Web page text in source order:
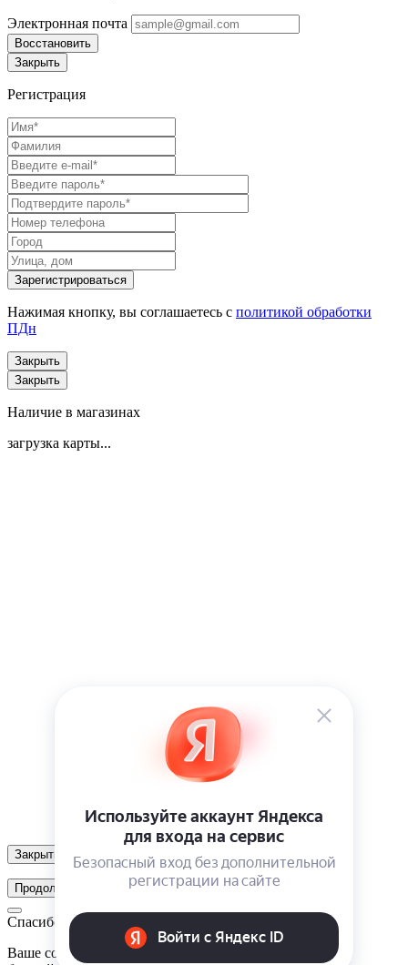
Электронная почта
Восстановить
Закрыть
Регистрация
Нажимая кнопку, вы соглашаетесь с политикой обработки
ПДн
Закрыть
Закрыть
Наличие в магазинах
загрузка карты...
Закрыть
Продолжить
Спасибо!
Ваше сообщение отправлено. Мы свяжемся с вами в